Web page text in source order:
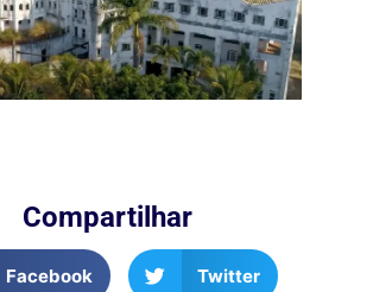
Compartilhar
Facebook Twitter